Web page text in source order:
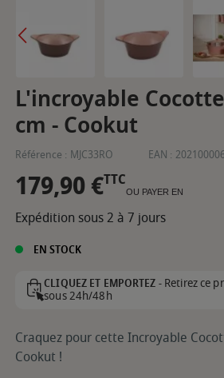
L'incroyable
cm - Cookut
Référence : MJC33RO EAN :
179,90 €TTC
OU PAYER EN
Expédition sous 2 à 7 jours
EN STOCK
CLIQUEZ ET EMPORTEZ -Retirez ce
sous 24h/48h
Craquez pour cette Incroyable
Cookut !